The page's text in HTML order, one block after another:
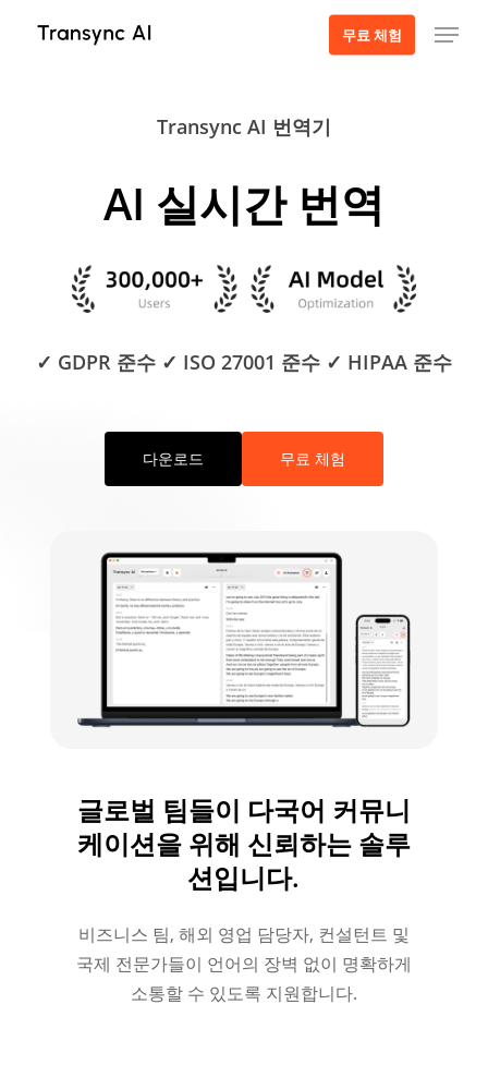
무료 체험 메뉴
Transync AI 번역기
AI 실시간 번역
✓ GDPR 준수 ✓ ISO 27001 준수 ✓ HIPAA 준수
다운로드 무료 체험
글로벌 팀들이 다국어 커뮤니
케이션을 위해 신뢰하는 솔루
션입니다.
비즈니스 팀, 해외 영업 담당자, 컨설턴트 및
국제 전문가들이 언어의 장벽 없이 명확하게
소통할 수 있도록 지원합니다.